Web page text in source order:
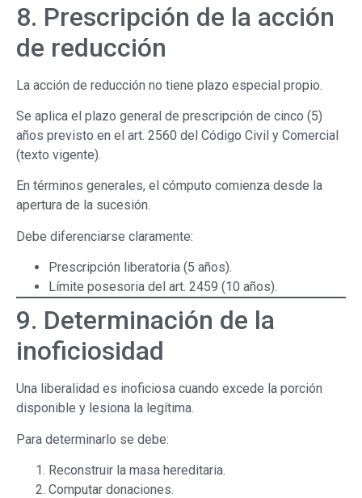
8. Prescripción de la acción
de reducción
La acción de reducción no tiene plazo especial propio.
Se aplica el plazo general de prescripción de cinco (5)
años previsto en el art. 2560 del Código Civil y Comercial
(texto vigente).
En términos generales, el cómputo comienza desde la
apertura de la sucesión.
Debe diferenciarse claramente:
Prescripción liberatoria (5 años).
Límite posesoria del art. 2459 (10 años).
9. Determinación de la
inoficiosidad
Una liberalidad es inoficiosa cuando excede la porción
disponible y lesiona la legítima.
Para determinarlo se debe:
Reconstruir la masa hereditaria.
Computar donaciones.